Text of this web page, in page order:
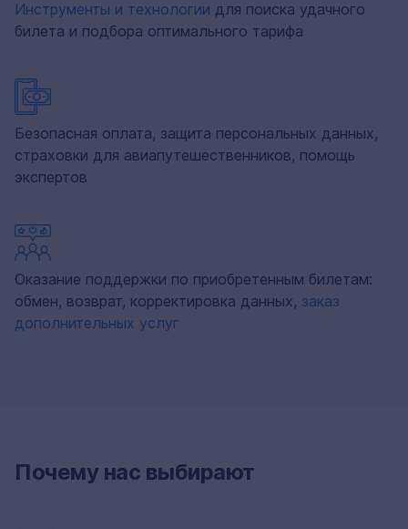
Инструменты и технологии для поиска удачного
билета и подбора оптимального тарифа
Безопасная оплата, защита персональных данных,
страховки для авиапутешественников, помощь
экспертов
Оказание поддержки по приобретенным билетам:
обмен, возврат, корректировка данных, заказ
дополнительных услуг
Почему нас выбирают